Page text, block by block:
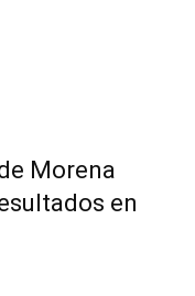
Morena
en